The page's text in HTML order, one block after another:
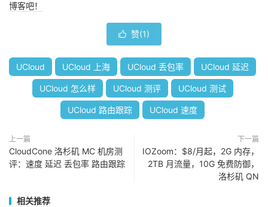
博客吧！
 赞(1)
UCloud UCloud 上海 UCloud 丢包率 UCloud 延迟
UCloud 怎么样 UCloud 测评 UCloud 测试
UCloud 路由跟踪 UCloud 速度
上一篇
CloudCone 洛杉矶 MC 机房测
评：速度 延迟 丢包率 路由跟踪
下一篇
IOZoom：$8/月起，2G 内存，
2TB 月流量，10G 免费防御，
洛杉矶 QN
相关推荐